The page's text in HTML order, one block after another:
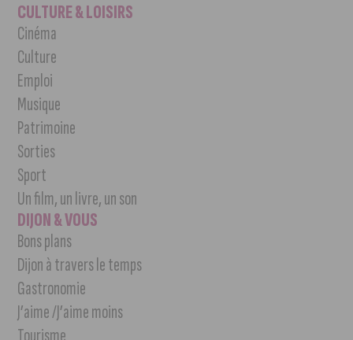
CULTURE & LOISIRS
Cinéma
Culture
Emploi
Musique
Patrimoine
Sorties
Sport
Un film, un livre, un son
DIJON & VOUS
Bons plans
Dijon à travers le temps
Gastronomie
J’aime /J’aime moins